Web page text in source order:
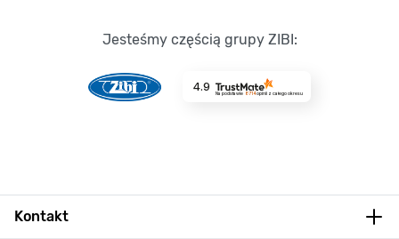
Jesteśmy częścią grupy ZIBI:
4.9
Na podstawie 8714opinii z całego okresu
Kontakt